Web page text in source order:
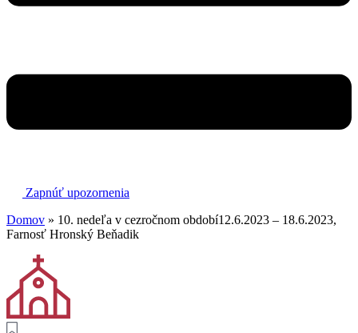
Zapnúť upozornenia
Domov » 10. nedeľa v cezročnom období12.6.2023 – 18.6.2023,
Farnosť Hronský Beňadik